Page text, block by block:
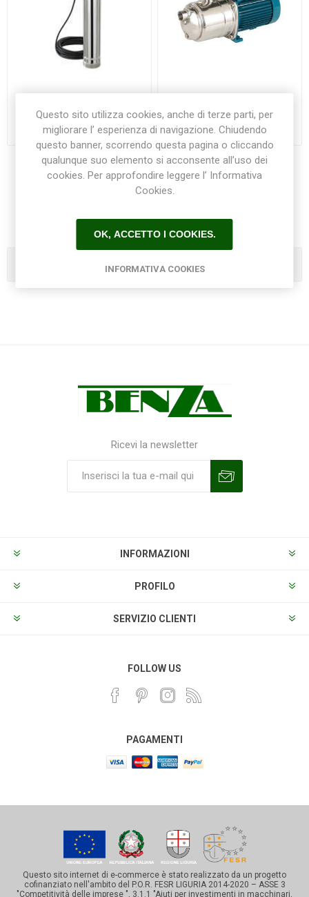
Calpeda
€720,00
Monofase Calpeda
€329,00
Ricevi la newsletter
INFORMAZIONI
PROFILO
SERVIZIO CLIENTI
FOLLOW US
PAGAMENTI
Questo sito internet di e-commerce è stato realizzato da un progetto
cofinanziato nell'ambito del P.O.R. FESR LIGURIA 2014-2020 – ASSE 3
"Competitività delle imprese ", 3.1.1 "Aiuti per investimenti in macchinari,
Questo sito utilizza cookies, anche di terze parti, per
migliorare l’ esperienza di navigazione. Chiudendo
questo banner, scorrendo questa pagina o cliccando
qualunque suo elemento si acconsente all’uso dei
cookies. Per approfondire leggere l’ Informativa
Cookies.
OK, ACCETTO I COOKIES.
INFORMATIVA COOKIES